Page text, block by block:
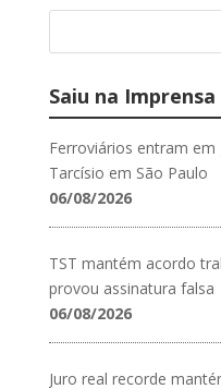
Saiu na Imprensa
Ferroviários entram
Tarcísio em São Paulo
06/08/2026
TST mantém acordo
provou assinatura falsa
06/08/2026
Juro real recorde